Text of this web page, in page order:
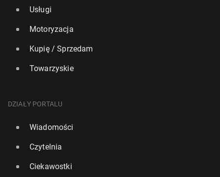
Usługi
Motoryzacja
Kupię / Sprzedam
Towarzyskie
DZIAŁY PORTALU
Wiadomości
Czytelnia
Ciekawostki